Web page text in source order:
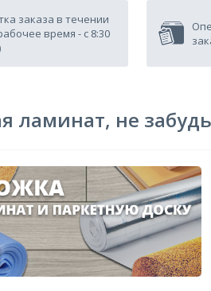
заказа в течении
время - с 8:30
ламинат, не